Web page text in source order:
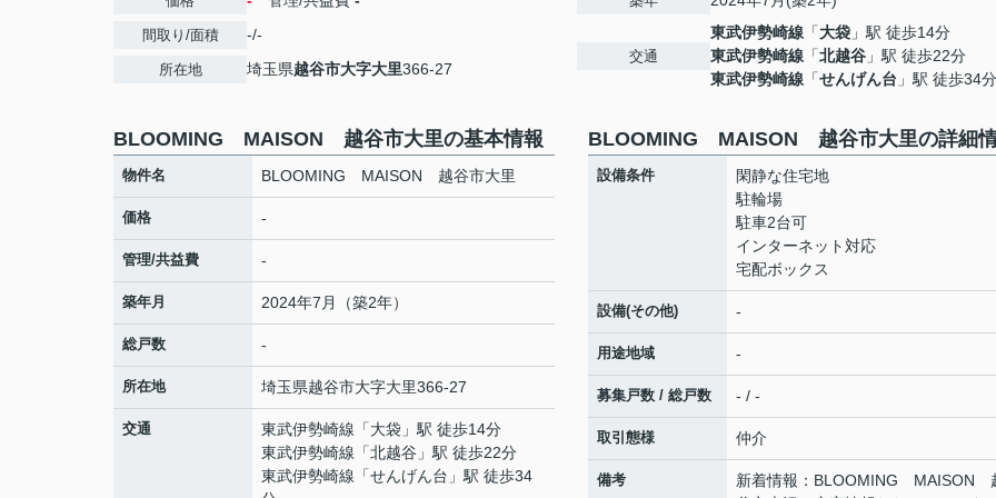
間取り/面積 -/-
所在地 埼玉県越谷市大字大里366-27
交通
東武伊勢崎線 「大袋 」駅 徒歩14分
東武伊勢崎線 「北越谷 」駅 徒歩22分
東武伊勢崎線 「せんげん台 」駅 徒歩34分
BLOOMING MAISON 越谷市大里の基本情報
物件名 BLOOMING MAISON 越谷市大里
価格 -
管理/共益費 -
築年月 2024年7月（築2年）
総戸数 -
所在地 埼玉県越谷市大字大里366-27
交通 東武伊勢崎線 「大袋 」駅 徒歩14分
東武伊勢崎線 「北越谷 」駅 徒歩22分
東武伊勢崎線 「せんげん台 」駅 徒歩34
BLOOMING MAISON 越谷市大里の詳細
設備条件
閑静な住宅地
駐輪場
駐車2台可
インターネット対応
宅配ボックス
設備(その他) -
用途地域 -
募集戸数 / 総戸数 - / -
取引態様 仲介
備考
新着情報：BLOOMING MAISON